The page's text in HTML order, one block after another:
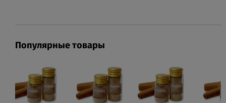
Популярные товары